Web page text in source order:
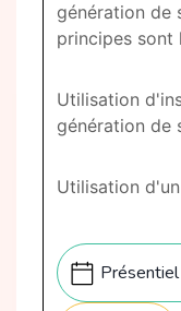
génération de
principes sont
Utilisation
génération de
Utilisation